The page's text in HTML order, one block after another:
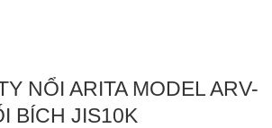
NỔI ARITA MODEL ARV-
BÍCH JIS10K